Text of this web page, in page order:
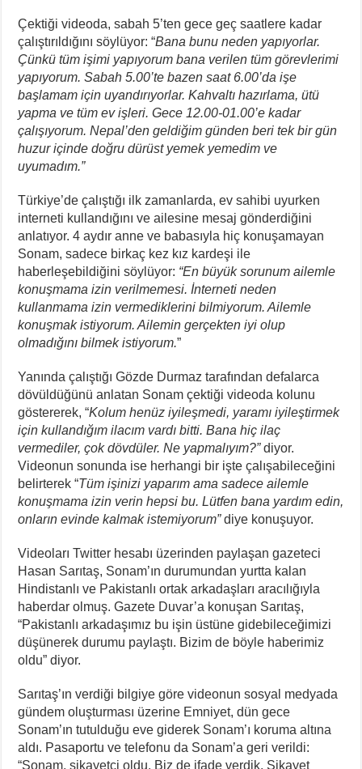
Çektiği videoda, sabah 5’ten gece geç saatlere kadar
çalıştırıldığını söylüyor: “Bana bunu neden yapıyorlar.
Çünkü tüm işimi yapıyorum bana verilen tüm görevlerimi
yapıyorum. Sabah 5.00’te bazen saat 6.00’da işe
başlamam için uyandırıyorlar. Kahvaltı hazırlama, ütü
yapma ve tüm ev işleri. Gece 12.00-01.00’e kadar
çalışıyorum. Nepal’den geldiğim günden beri tek bir gün
huzur içinde doğru dürüst yemek yemedim ve
uyumadım.”
Türkiye’de çalıştığı ilk zamanlarda, ev sahibi uyurken
interneti kullandığını ve ailesine mesaj gönderdiğini
anlatıyor. 4 aydır anne ve babasıyla hiç konuşamayan
Sonam, sadece birkaç kez kız kardeşi ile
haberleşebildiğini söylüyor: “En büyük sorunum ailemle
konuşmama izin verilmemesi. İnterneti neden
kullanmama izin vermediklerini bilmiyorum. Ailemle
konuşmak istiyorum. Ailemin gerçekten iyi olup
olmadığını bilmek istiyorum.”
Yanında çalıştığı Gözde Durmaz tarafından defalarca
dövüldüğünü anlatan Sonam çektiği videoda kolunu
göstererek, “Kolum henüz iyileşmedi, yaramı iyileştirmek
için kullandığım ilacım vardı bitti. Bana hiç ilaç
vermediler, çok dövdüler. Ne yapmalıyım?”diyor.
Videonun sonunda ise herhangi bir işte çalışabileceğini
belirterek “Tüm işinizi yaparım ama sadece ailemle
konuşmama izin verin hepsi bu. Lütfen bana yardım edin,
onların evinde kalmak istemiyorum”diye konuşuyor.
Videoları Twitter hesabı üzerinden paylaşan gazeteci
Hasan Sarıtaş, Sonam’ın durumundan yurtta kalan
Hindistanlı ve Pakistanlı ortak arkadaşları aracılığıyla
haberdar olmuş. Gazete Duvar’a konuşan Sarıtaş,
“Pakistanlı arkadaşımız bu işin üstüne gidebileceğimizi
düşünerek durumu paylaştı. Bizim de böyle haberimiz
oldu” diyor.
Sarıtaş’ın verdiği bilgiye göre videonun sosyal medyada
gündem oluşturması üzerine Emniyet, dün gece
Sonam’ın tutulduğu eve giderek Sonam’ı koruma altına
aldı. Pasaportu ve telefonu da Sonam’a geri verildi:
“Sonam, şikayetçi oldu. Biz de ifade verdik. Şikayet